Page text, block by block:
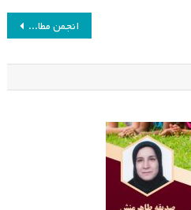
انجمن مطالعات برنامه‌ی درسی ایران از نگارش تجربه‌های حرفه‌ای شخصی شما حمایت می‌کند